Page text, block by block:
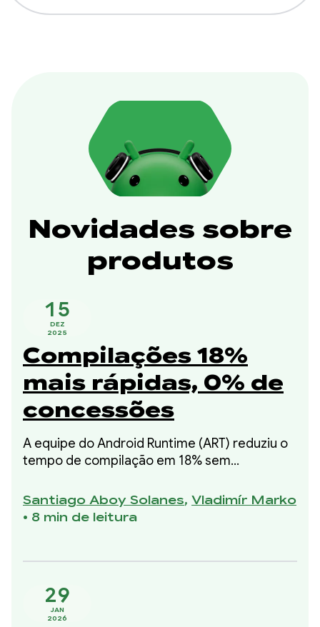
Novidades sobre
produtos
15
DEZ
2025
Compilações 18%
mais rápidas, 0% de
concessões
A equipe do Android Runtime (ART) reduziu o
tempo de compilação em 18% sem
qualquer regressão de memória de pico. Essa
melhoria fez parte da nossa iniciativa de 2025
código compilado.
Santiago Aboy Solanes, Vladimír Marko
• 8 min de leitura
29
JAN
2026